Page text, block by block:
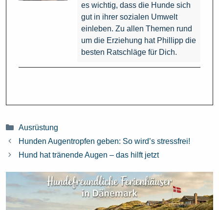
es wichtig, dass die Hunde sich
gut in ihrer sozialen Umwelt
einleben. Zu allen Themen rund
um die Erziehung hat Phillipp die
besten Ratschläge für Dich.
Kategorien
Ausrüstung
Hunden Augentropfen geben: So wird’s stressfrei!
Hund hat tränende Augen – das hilft jetzt